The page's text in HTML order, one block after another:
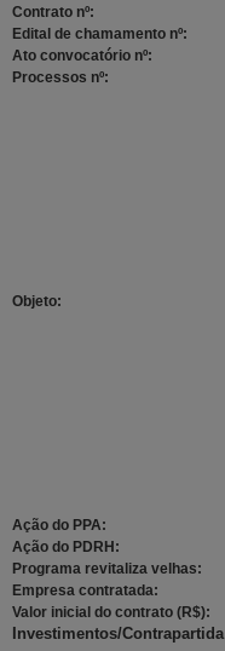
Contrato nº:
Edital de chamamento nº:
Ato convocatório nº:
Processos nº:
Objeto:
Ação do PPA:
Ação do PDRH:
Programa revitaliza velhas:
Empresa contratada:
Valor inicial do contrato (R$):
Investimentos/Contrapartida